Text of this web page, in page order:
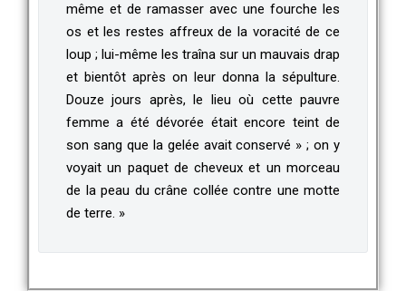
même et de ramasser avec une fourche les
os et les restes affreux de la voracité de ce
loup ; lui-même les traîna sur un mauvais drap
et bientôt après on leur donna la sépulture.
Douze jours après, le lieu où cette pauvre
femme a été dévorée était encore teint de
son sang que la gelée avait conservé » ; on y
voyait un paquet de cheveux et un morceau
de la peau du crâne collée contre une motte
de terre. »